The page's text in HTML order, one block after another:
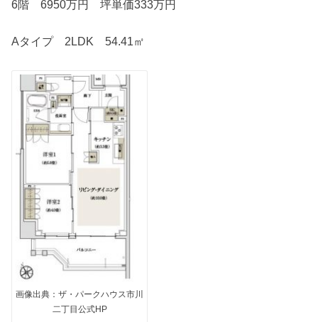
6階 6950万円 坪単価333万円
Aタイプ 2LDK 54.41㎡
画像出典：ザ・パークハウス市川
二丁目公式HP